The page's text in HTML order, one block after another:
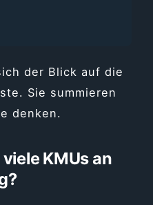
der Blick auf die
Sie summieren
denken.
KMUs an